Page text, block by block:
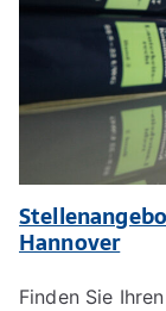
Hannover
Finden Sie